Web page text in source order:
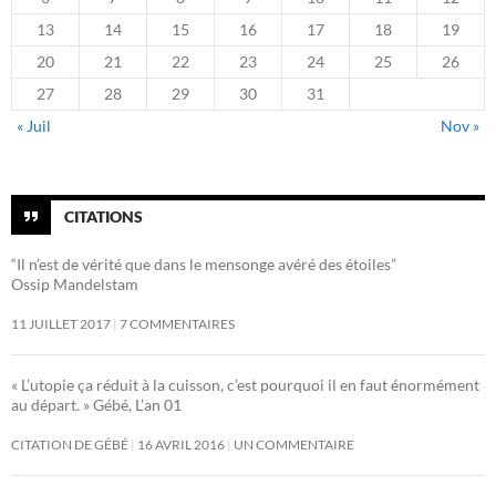
13
14 15 16 17 18
19
20
21 22 23 24 25
26
27
28 29 30
31
« Juil
Nov »
CITATIONS
“Il n’est de vérité que dans le mensonge avéré des étoiles”
Ossip Mandelstam
11 JUILLET 2017 7 COMMENTAIRES
« L’utopie ça réduit à la cuisson, c’est pourquoi il en faut énormément
au départ. » Gébé, L’an 01
CITATION DE GÉBÉ 16 AVRIL 2016 UN COMMENTAIRE